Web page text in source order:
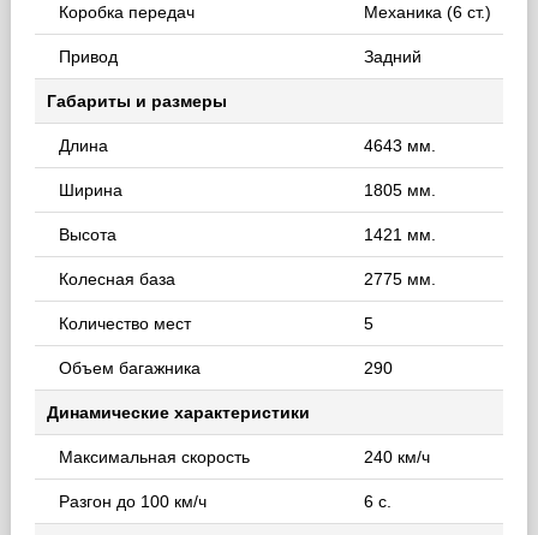
Коробка передач Механика (6 ст.)
Привод Задний
Габариты и размеры
Длина 4643 мм.
Ширина 1805 мм.
Высота 1421 мм.
Колесная база 2775 мм.
Количество мест 5
Объем багажника 290
Динамические характеристики
Максимальная скорость 240 км/ч
Разгон до 100 км/ч 6 с.